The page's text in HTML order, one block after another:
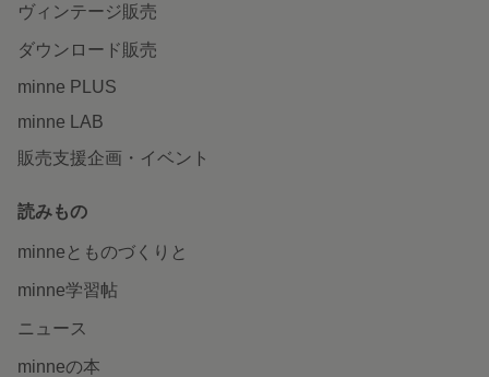
ヴィンテージ販売
ダウンロード販売
minne PLUS
minne LAB
販売支援企画・イベント
読みもの
minneとものづくりと
minne学習帖
ニュース
minneの本